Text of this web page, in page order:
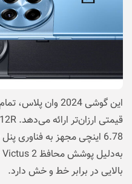
این گوشی 2024 وان
بالایی در برابر خط و خش دارد.